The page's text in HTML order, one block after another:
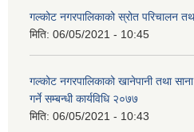
गल्कोट नगरपालिकाको स्रोत परिचालन
मिति: 06/05/2021 - 10:45
गल्कोट नगरपालिकाको खानेपानी तथा
गर्ने सम्बन्धी कार्यविधि २०७७
मिति: 06/05/2021 - 10:43